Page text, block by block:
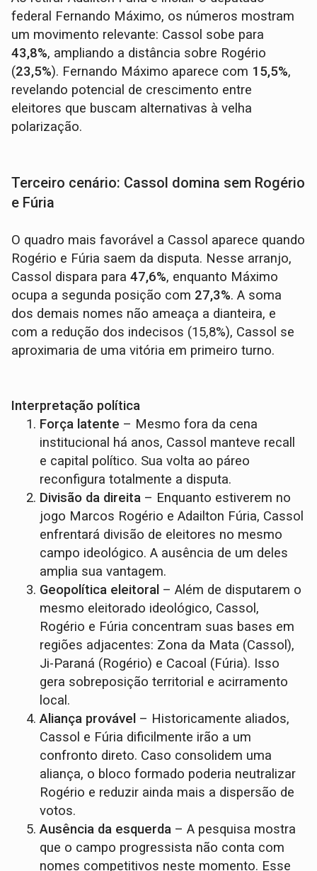
federal Fernando Máximo, os números mostram
um movimento relevante: Cassol sobe para
43,8%, ampliando a distância sobre Rogério
(23,5%). Fernando Máximo aparece com 15,5%,
revelando potencial de crescimento entre
eleitores que buscam alternativas à velha
polarização.
Terceiro cenário: Cassol domina sem Rogério
e Fúria
O quadro mais favorável a Cassol aparece quando
Rogério e Fúria saem da disputa. Nesse arranjo,
Cassol dispara para47,6%, enquanto Máximo
ocupa a segunda posição com 27,3%. A soma
dos demais nomes não ameaça a dianteira, e
com a redução dos indecisos (15,8%), Cassol se
aproximaria de uma vitória em primeiro turno.
Interpretação política
Força latente – Mesmo fora da cena
institucional há anos, Cassol manteve recall
e capital político. Sua volta ao páreo
reconfigura totalmente a disputa.
Divisão da direita – Enquanto estiverem no
jogo Marcos Rogério e Adailton Fúria, Cassol
enfrentará divisão de eleitores no mesmo
campo ideológico. A ausência de um deles
amplia sua vantagem.
Geopolítica eleitoral – Além de disputarem o
mesmo eleitorado ideológico, Cassol,
Rogério e Fúria concentram suas bases em
regiões adjacentes: Zona da Mata (Cassol),
Ji-Paraná (Rogério) e Cacoal (Fúria). Isso
gera sobreposição territorial e acirramento
local.
Aliança provável – Historicamente aliados,
Cassol e Fúria dificilmente irão a um
confronto direto. Caso consolidem uma
aliança, o bloco formado poderia neutralizar
Rogério e reduzir ainda mais a dispersão de
votos.
Ausência da esquerda – A pesquisa mostra
que o campo progressista não conta com
nomes competitivos neste momento. Esse